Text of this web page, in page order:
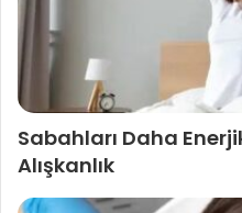
Sabahları Daha
Alışkanlık